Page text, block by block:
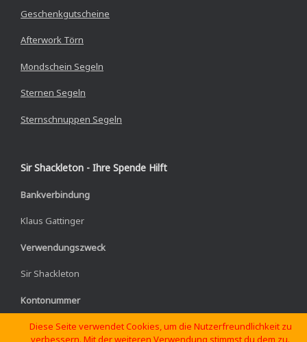
Geschenkgutscheine
Afterwork Törn
Mondschein Segeln
Sternen Segeln
Sternschnuppen Segeln
Sir Shackleton - Ihre Spende Hilft
Bankverbindung
Klaus Gattinger
Verwendungszweck
Sir Shackleton
Kontonummer
IBAN: DE02 3101 0833 9910 4543 19
Diese Seite verwendet Cookies, um die Nutzerfreundlichkeit zu
verbessern. Mit der weiteren Verwendung stimmst du dem zu.